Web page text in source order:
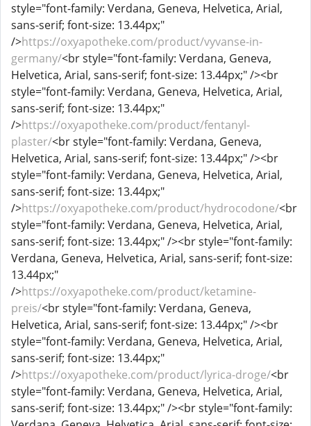
style="font-family: Verdana, Geneva, Helvetica, Arial,
sans-serif; font-size: 13.44px;"
/>https://oxyapotheke.com/product/vyvanse-in-
germany/<br style="font-family: Verdana, Geneva,
Helvetica, Arial, sans-serif; font-size: 13.44px;" /><br
style="font-family: Verdana, Geneva, Helvetica, Arial,
sans-serif; font-size: 13.44px;"
/>https://oxyapotheke.com/product/fentanyl-
plaster/<br style="font-family: Verdana, Geneva,
Helvetica, Arial, sans-serif; font-size: 13.44px;" /><br
style="font-family: Verdana, Geneva, Helvetica, Arial,
sans-serif; font-size: 13.44px;"
/>https://oxyapotheke.com/product/hydrocodone/<br
style="font-family: Verdana, Geneva, Helvetica, Arial,
sans-serif; font-size: 13.44px;" /><br style="font-family:
Verdana, Geneva, Helvetica, Arial, sans-serif; font-size:
13.44px;"
/>https://oxyapotheke.com/product/ketamine-
preis/<br style="font-family: Verdana, Geneva,
Helvetica, Arial, sans-serif; font-size: 13.44px;" /><br
style="font-family: Verdana, Geneva, Helvetica, Arial,
sans-serif; font-size: 13.44px;"
/>https://oxyapotheke.com/product/lyrica-droge/<br
style="font-family: Verdana, Geneva, Helvetica, Arial,
sans-serif; font-size: 13.44px;" /><br style="font-family: